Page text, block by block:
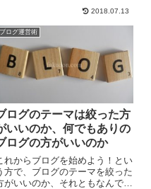
性の高い本命の配置箇所はやはり
事中や記事下だと思うわけで、
の記事ページが一番売上に貢献
ているのか、CTRはどうな...
2018.07.13
ブログ運営術
ログのテーマは絞った方
いいのか、何でもありの
ログの方がいいのか
れからブログを始めよう！とい
方で、ブログのテーマを絞った
がいいのか、それともなんでも